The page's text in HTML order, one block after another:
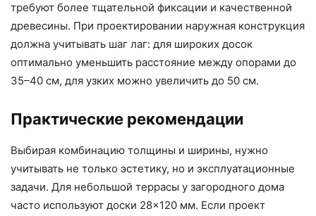
требуют более тщательной фиксации и качественной
древесины. При проектировании наружная конструкция
должна учитывать шаг лаг: для широких досок
оптимально уменьшить расстояние между опорами до
35–40 см, для узких можно увеличить до 50 см.
Практические рекомендации
Выбирая комбинацию толщины и ширины, нужно
учитывать не только эстетику, но и эксплуатационные
задачи. Для небольшой террасы у загородного дома
часто используют доски 28×120 мм. Если проект